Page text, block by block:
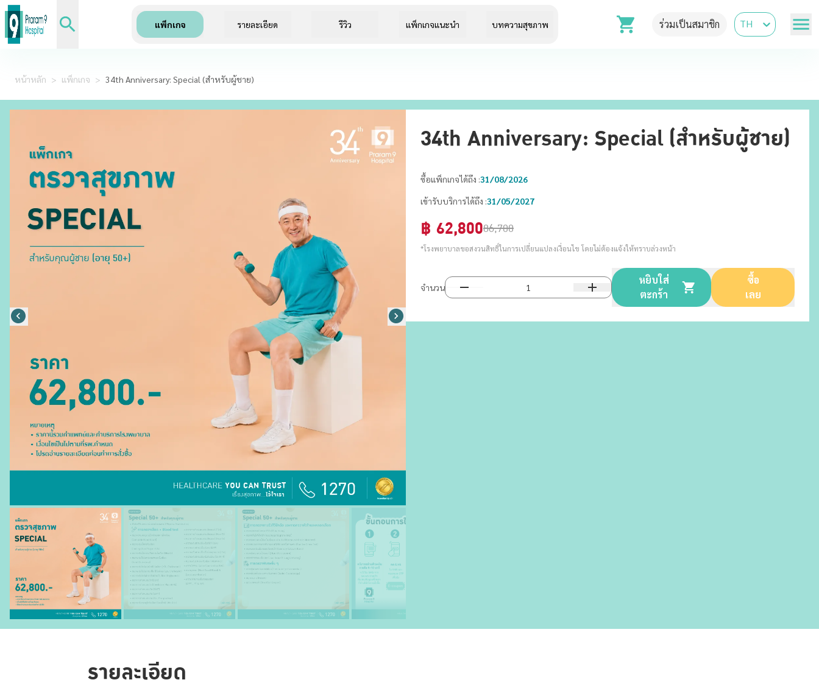
แพ็กเกจ รายละเอียด รีวิว แพ็กเกจแนะนำ บทความสุขภาพ ร่วมเป็นสมาชิก TH
หน้าหลัก > แพ็กเกจ > 34th Anniversary: Special (สำหรับผู้ชาย)
34th Anniversary: Special (สำหรับผู้ชาย)
ซื้อแพ็กเกจได้ถึง :31/08/2026
เข้ารับบริการได้ถึง :31/05/2027
฿ 62,80086,700
*โรงพยาบาลขอสงวนสิทธิ์ในการเปลี่ยนแปลงเงื่อนไข โดยไม่ต้องแจ้งให้ทราบล่วงหน้า
จำนวน
หยิบใส่
ตะกร้า
ซื้อ
เลย
รายละเอียด